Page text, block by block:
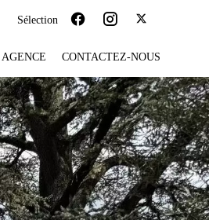
Sélection
CONTACTEZ-NOUS